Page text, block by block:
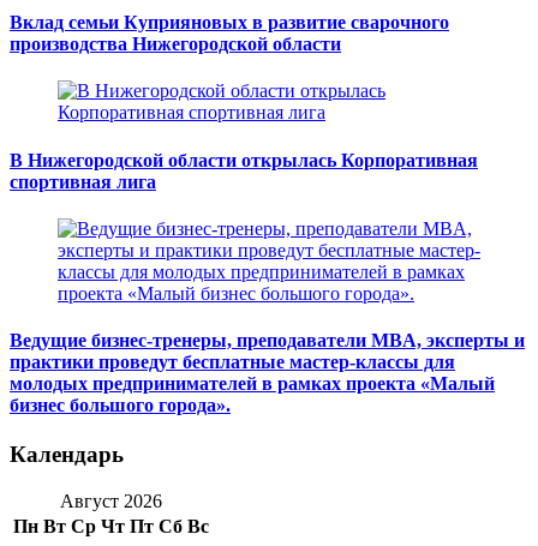
Вклад семьи Куприяновых в развитие сварочного
производства Нижегородской области
В Нижегородской области открылась Корпоративная
спортивная лига
Ведущие бизнес-тренеры, преподаватели MBA, эксперты и
практики проведут бесплатные мастер-классы для
молодых предпринимателей в рамках проекта «Малый
бизнес большого города».
Календарь
Август 2026
Пн Вт Ср Чт Пт Сб Вс